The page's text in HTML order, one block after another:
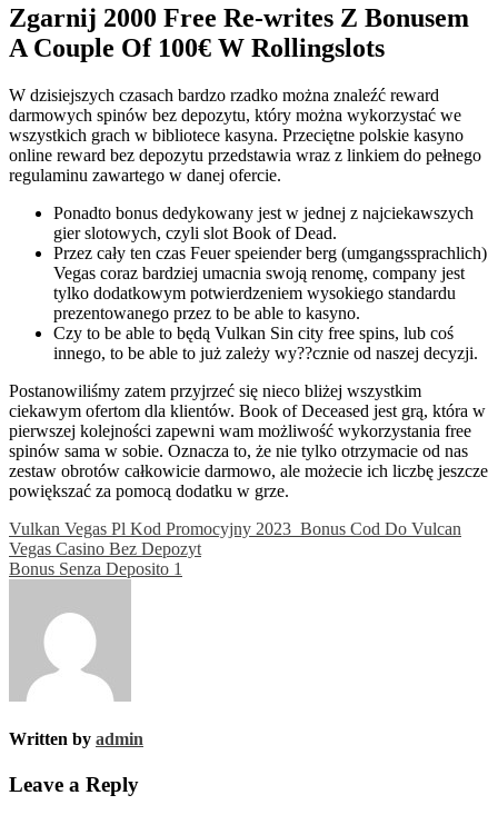
Zgarnij 2000 Free Re-writes Z Bonusem
A Couple Of 100€ W Rollingslots
W dzisiejszych czasach bardzo rzadko można znaleźć reward
darmowych spinów bez depozytu, który można wykorzystać we
wszystkich grach w bibliotece kasyna. Przeciętne polskie kasyno
online reward bez depozytu przedstawia wraz z linkiem do pełnego
regulaminu zawartego w danej ofercie.
Ponadto bonus dedykowany jest w jednej z najciekawszych
gier slotowych, czyli slot Book of Dead.
Przez cały ten czas Feuer speiender berg (umgangssprachlich)
Vegas coraz bardziej umacnia swoją renomę, company jest
tylko dodatkowym potwierdzeniem wysokiego standardu
prezentowanego przez to be able to kasyno.
Czy to be able to będą Vulkan Sin city free spins, lub coś
innego, to be able to już zależy wy??cznie od naszej decyzji.
Postanowiliśmy zatem przyjrzeć się nieco bliżej wszystkim
ciekawym ofertom dla klientów. Book of Deceased jest grą, która w
pierwszej kolejności zapewni wam możliwość wykorzystania free
spinów sama w sobie. Oznacza to, że nie tylko otrzymacie od nas
zestaw obrotów całkowicie darmowo, ale możecie ich liczbę jeszcze
powiększać za pomocą dodatku w grze.
Post
navigation
Vulkan Vegas Pl Kod Promocyjny 2023 ️ Bonus Cod Do Vulcan
Vegas Casino Bez Depozyt
Bonus Senza Deposito 1
Written by admin
Leave a Reply